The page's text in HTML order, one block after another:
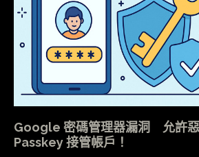
Google 密碼管理器漏洞 允許
Passkey 接管帳戶！